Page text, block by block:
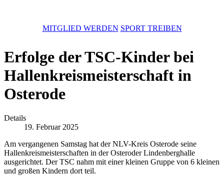
MITGLIED WERDEN SPORT TREIBEN
Erfolge der TSC-Kinder bei
Hallenkreismeisterschaft in
Osterode
Details
19. Februar 2025
Am vergangenen Samstag hat der NLV-Kreis Osterode seine
Hallenkreismeisterschaften in der Osteroder Lindenberghalle
ausgerichtet. Der TSC nahm mit einer kleinen Gruppe von 6 kleinen
und großen Kindern dort teil.